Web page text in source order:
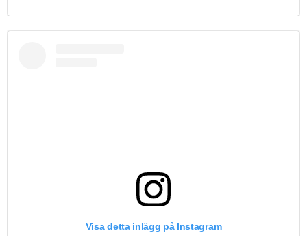
Visa detta inlägg på Instagram